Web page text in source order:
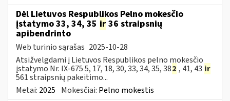
Dėl Lietuvos Respublikos Pelno mokesčio
įstatymo 33, 34, 35 ir 36 straipsnių
apibendrinto
Web turinio sąrašas 2025-10-28
Atsižvelgdami į Lietuvos Respublikos pelno mokesčio
įstatymo Nr. IX-675 5, 17, 18, 30, 33, 34, 35, 382 , 41, 43 ir
561 straipsnių pakeitimo...
Metai: 2025 Mokesčiai: Pelno mokestis